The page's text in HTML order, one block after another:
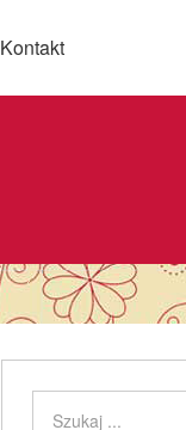
Kontakt